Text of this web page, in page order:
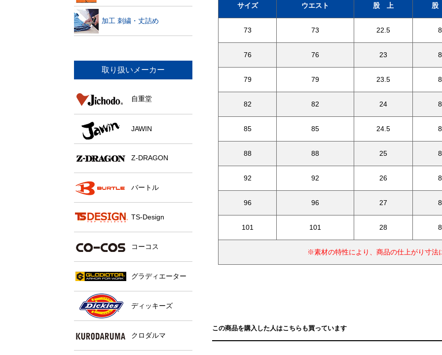
加工 刺繍・丈詰め
取り扱いメーカー
自重堂
JAWIN
Z-DRAGON
バートル
TS-Design
コーコス
グラディエーター
ディッキーズ
クロダルマ
サイズ ウエスト 股 上
73 73 22.5
76 76 23
79 79 23.5
82 82 24
85 85 24.5
88 88 25
92 92 26
96 96 27
101 101 28
※素材の特性により、商品の仕上がり寸法
この商品を購入した人はこちらも買っています